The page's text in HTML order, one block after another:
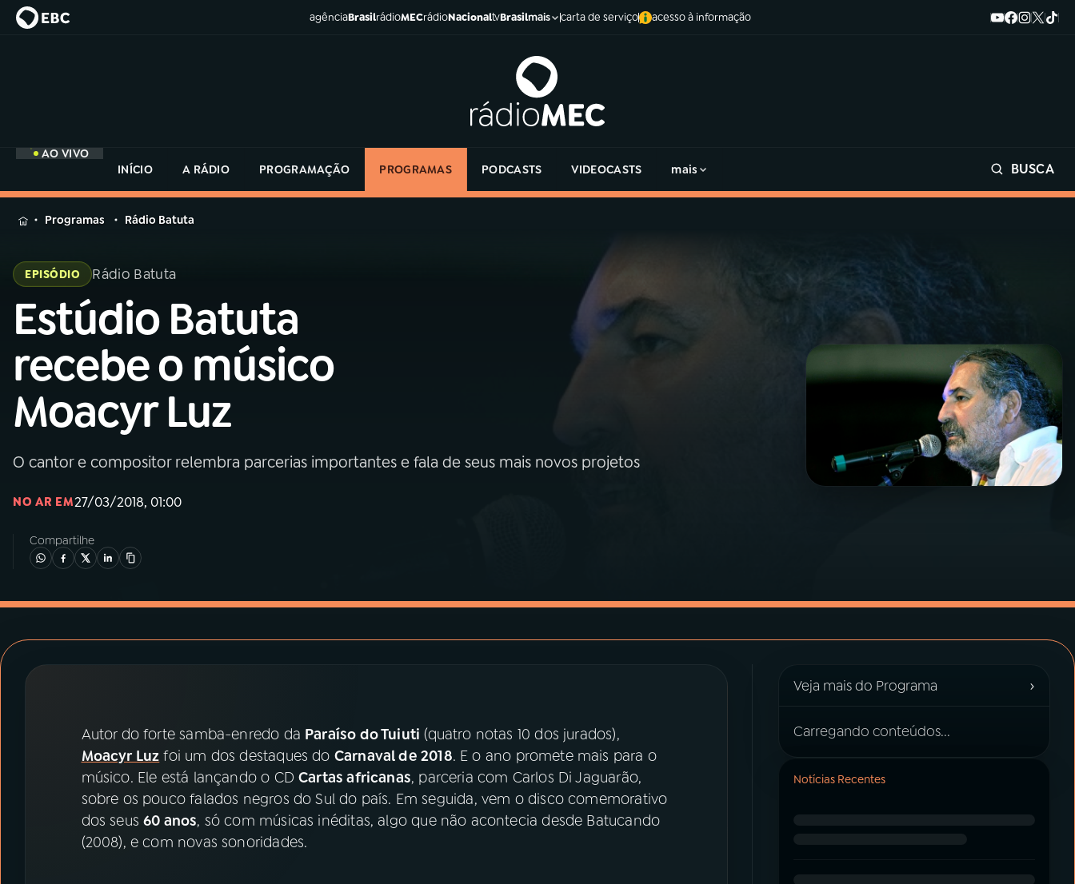
agênciaBrasilrádioMECrádioNacionaltvBrasilmais carta de serviço acesso à informação
AO VIVO
INÍCIO
A RÁDIO PROGRAMAÇÃO PROGRAMAS PODCASTS VIDEOCASTS mais BUSCA
MENU
Buscar
na
Rádio
MEC
Início AO VIVO
01INÍCIO
02 A RÁDIO
03PROGRAMAÇÃO
04PROGRAMAS
PRÊMIO RÁDIO MEC
ACOMPANHE A RÁDIO MEC
na
Rádio
Programas Rádio Batuta
EPISÓDIO Rádio Batuta
Estúdio Batuta
recebe o músico
Moacyr Luz
O cantor e compositor relembra parcerias importantes e fala de seus mais novos projetos
NO AR EM27/03/2018, 01:00
Compartilhe
Autor do forte samba-enredo da Paraíso do Tuiuti (quatro notas 10 dos jurados),
Moacyr Luz foi um dos destaques do Carnaval de 2018. E o ano promete mais para o
músico. Ele está lançando o CDCartas africanas, parceria com Carlos Di Jaguarão,
sobre os pouco falados negros do Sul do país. Em seguida, vem o disco comemorativo
dos seus60 anos, só com músicas inéditas, algo que não acontecia desde Batucando
(2008), e com novas sonoridades.
Veja mais do Programa ›
Carregando conteúdos...
Notícias Recentes